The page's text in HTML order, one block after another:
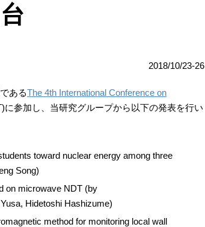
2018/10/23-26
あるThe 4th International Conference on
に参加し、当研究グループから以下の発表を行い
toward nuclear energy among three
Song)
on microwave NDT (by
Hidetoshi Hashizume)
method for monitoring local wall